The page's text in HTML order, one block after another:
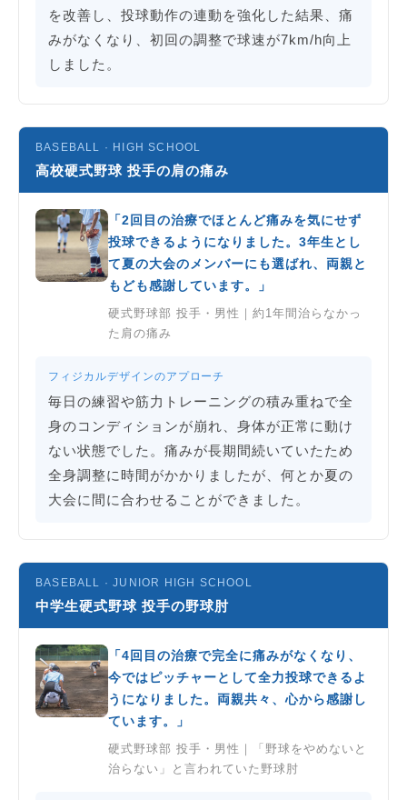
を改善し、投球動作の連動を強化した結果、痛
みがなくなり、初回の調整で球速が7km/h向上
しました。
BASEBALL · HIGH SCHOOL
高校硬式野球 投手の肩の痛み
「2回目の治療でほとんど痛みを気にせず
投球できるようになりました。3年生とし
て夏の大会のメンバーにも選ばれ、両親と
もども感謝しています。」
硬式野球部 投手・男性｜約1年間治らなかっ
た肩の痛み
フィジカルデザインのアプローチ
毎日の練習や筋力トレーニングの積み重ねで全
身のコンディションが崩れ、身体が正常に動け
ない状態でした。痛みが長期間続いていたため
全身調整に時間がかかりましたが、何とか夏の
大会に間に合わせることができました。
BASEBALL · JUNIOR HIGH SCHOOL
中学生硬式野球 投手の野球肘
「4回目の治療で完全に痛みがなくなり、
今ではピッチャーとして全力投球できるよ
うになりました。両親共々、心から感謝し
ています。」
硬式野球部 投手・男性｜「野球をやめないと
治らない」と言われていた野球肘